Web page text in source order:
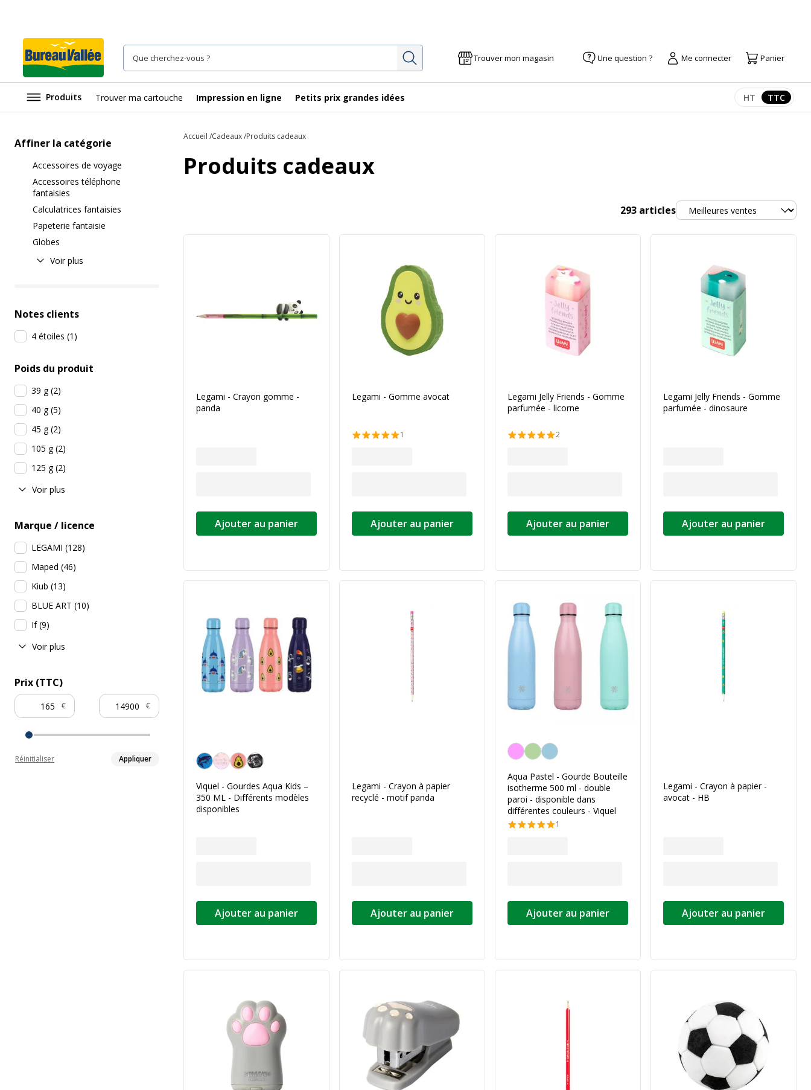
Rechercher Trouver mon magasin Une question ? Me connecter Panier
Produits Trouver ma cartouche Impression en ligne Petits prix grandes idées Afficher les
HT TTC
Affiner la catégorie
Accessoires de voyage
Accessoires téléphone
fantaisies
Calculatrices fantaisies
Papeterie fantaisie
Globes
Voir plus
Notes clients
4 étoiles (1 )
Poids du produit
39 g(2)
40 g(5)
45 g(2)
105 g(2)
125 g(2)
Voir plus
Marque / licence
LEGAMI (128)
Maped (46)
Kiub (13)
BLUE ART (10)
If(9)
Voir plus
Prix (TTC)
€ €
Réinitialiser Appliquer
Accueil Cadeaux Produits cadeaux
Produits cadeaux
293 articlesTrier
Legami - Crayon gomme -
panda
Ajouter au panier
Legami - Gomme avocat
1
Ajouter au panier
Legami Jelly Friends - Gomme
parfumée - licorne
2
Ajouter au panier
Legami Jelly Friends - Gomme
parfumée - dinosaure
Ajouter au panier
Personnalisation de la couleur
Viquel - Gourdes Aqua Kids –
350 ML - Différents modèles
disponibles
Ajouter au panier
Legami - Crayon à papier
recyclé - motif panda
Ajouter au panier
Personnalisation de la couleur
Aqua Pastel - Gourde Bouteille
isotherme 500 ml - double
paroi - disponible dans
différentes couleurs - Viquel
1
Ajouter au panier
Legami - Crayon à papier -
avocat - HB
Ajouter au panier